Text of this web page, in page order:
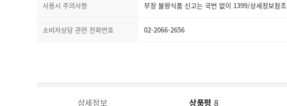
사용시 주의사항 부정 불량식품 신고는 국번 없이 1399/상세정보참조
소비자상담 관련 전화번호 02-2066-2656
상세정보 상품평 8